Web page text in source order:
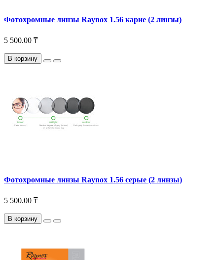
Фотохромные линзы Raynox 1.56 карие (2 линзы)
5 500.00 ₸
В корзину
Фотохромные линзы Raynox 1.56 серые (2 линзы)
5 500.00 ₸
В корзину